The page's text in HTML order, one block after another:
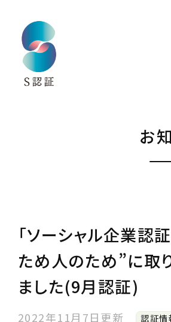
お
「ソーシャル企業
ため人のため”に取
ました(9月認証)
2022年11月7日更新 認証情